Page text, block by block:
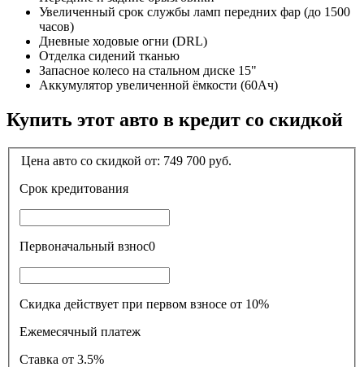
Увеличенный срок службы ламп передних фар (до 1500
часов)
Дневные ходовые огни (DRL)
Отделка сидений тканью
Запасное колесо на стальном диске 15"
Аккумулятор увеличенной ёмкости (60Ач)
Купить этот авто в кредит со скидкой
Цена авто со скидкой от: 749 700 руб.
Срок кредитования
Первоначальный взнос0
Скидка действует при первом взносе от 10%
Ежемесячный платеж
Ставка от 3.5%